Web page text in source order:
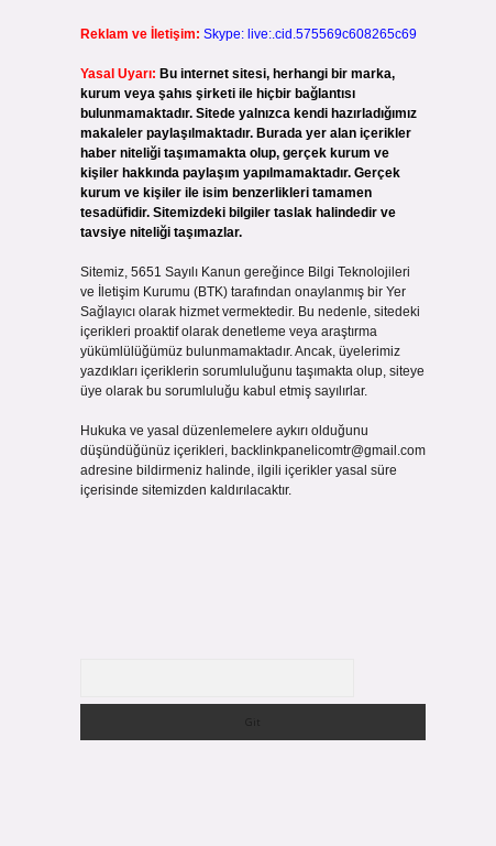
Reklam ve İletişim: Skype: live:.cid.575569c608265c69
Yasal Uyarı: Bu internet sitesi, herhangi bir marka,
kurum veya şahıs şirketi ile hiçbir bağlantısı
bulunmamaktadır. Sitede yalnızca kendi hazırladığımız
makaleler paylaşılmaktadır. Burada yer alan içerikler
haber niteliği taşımamakta olup, gerçek kurum ve
kişiler hakkında paylaşım yapılmamaktadır. Gerçek
kurum ve kişiler ile isim benzerlikleri tamamen
tesadüfidir. Sitemizdeki bilgiler taslak halindedir ve
tavsiye niteliği taşımazlar.
Sitemiz, 5651 Sayılı Kanun gereğince Bilgi Teknolojileri
ve İletişim Kurumu (BTK) tarafından onaylanmış bir Yer
Sağlayıcı olarak hizmet vermektedir. Bu nedenle, sitedeki
içerikleri proaktif olarak denetleme veya araştırma
yükümlülüğümüz bulunmamaktadır. Ancak, üyelerimiz
yazdıkları içeriklerin sorumluluğunu taşımakta olup, siteye
üye olarak bu sorumluluğu kabul etmiş sayılırlar.
Hukuka ve yasal düzenlemelere aykırı olduğunu
düşündüğünüz içerikleri, backlinkpanelicomtr@gmail.com
adresine bildirmeniz halinde, ilgili içerikler yasal süre
içerisinde sitemizden kaldırılacaktır.